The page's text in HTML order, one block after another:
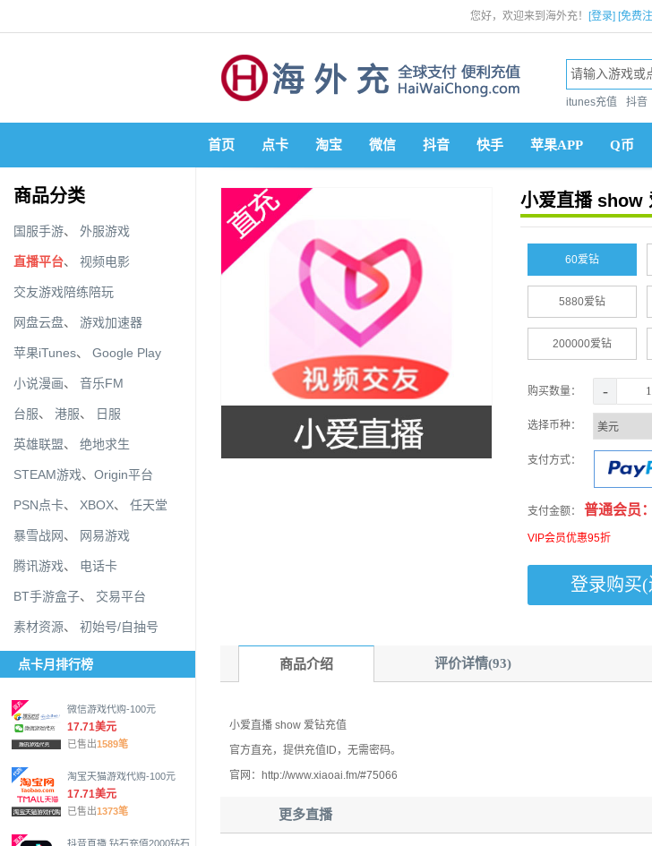
您好，欢迎来到海外充！ [登录] [免费
itunes充值 抖音
首页 点卡 淘宝 微信 抖音 快手 苹果APP Q币
商品分类
国服手游、 外服游戏
直播平台、 视频电影
交友游戏陪练陪玩
网盘云盘、 游戏加速器
苹果iTunes、 Google Play
小说漫画、 音乐FM
台服、 港服、 日服
英雄联盟、 绝地求生
STEAM游戏、 Origin平台
PSN点卡、 XBOX、 任天堂
暴雪战网、 网易游戏
腾讯游戏、 电话卡
BT手游盒子、 交易平台
素材资源、 初始号/自抽号
点卡月排行榜
微信游戏代购-100元
17.71美元
已售出1589笔
淘宝天猫游戏代购-100元
17.71美元
已售出1373笔
抖音直播 钻石充值2000钻石
小爱直播 show
60爱钻
5880爱钻
200000爱钻
购买数量： -
选择币种：
支付方式：
支付金额： 普通会员
VIP会员优惠95折
商品介绍 评价详情(93)
小爱直播 show 爱钻充值
官方直充，提供充值ID，无需密码。
官网：http://www.xiaoai.fm/#75066
更多直播